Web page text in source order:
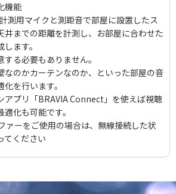
機能
測用マイクと測距音で部屋に設置したス
井までの距離を計測し、お部屋に合わせた
ます。
る必要もありません。
なのかカーテンなのか、といった部屋の音
を行います。
アプリ「BRAVIA Connect」を使えば視聴
化も可能です。
ァーをご使用の場合は、無線接続した状
てください